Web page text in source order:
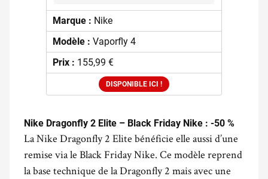
Marque : Nike
Modèle : Vaporfly 4
Prix : 155,99 €
DISPONIBLE ICI !
Nike Dragonfly 2 Elite – Black Friday Nike : -50 %
La Nike Dragonfly 2 Elite bénéficie elle aussi d’une
remise via le Black Friday Nike. Ce modèle reprend
la base technique de la Dragonfly 2 mais avec une